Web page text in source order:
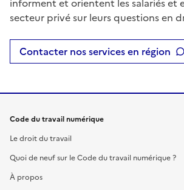
secteur privé sur leurs questions en
Contacter nos services en région
Code du travail numérique
Le droit du travail
Quoi de neuf sur le Code du travail numérique ?
À propos